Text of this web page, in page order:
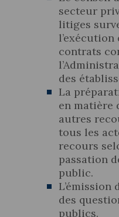
secteur
litiges
l’exécution
contrats
des
La
en matière
autres
tous les
recours
passation
public.
L’émission
des
publics.